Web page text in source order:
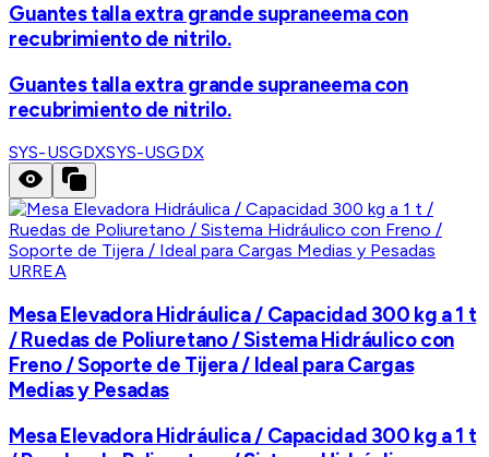
Guantes talla extra grande supraneema con
recubrimiento de nitrilo.
Guantes talla extra grande supraneema con
recubrimiento de nitrilo.
SYS-USGDXSYS-USGDX
URREA
Mesa Elevadora Hidráulica / Capacidad 300 kg a 1 t
/ Ruedas de Poliuretano / Sistema Hidráulico con
Freno / Soporte de Tijera / Ideal para Cargas
Medias y Pesadas
Mesa Elevadora Hidráulica / Capacidad 300 kg a 1 t